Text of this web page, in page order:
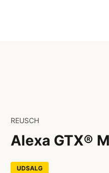
REUSCH
Alexa GTX®
UDSALG